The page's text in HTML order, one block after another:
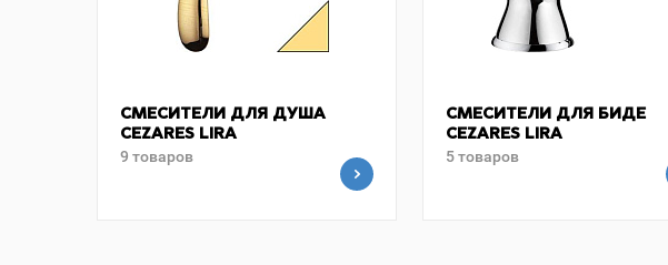
СМЕСИТЕЛИ ДЛЯ ДУША
CEZARES LIRA
9 товаров
СМЕСИТЕЛИ ДЛЯ БИДЕ
CEZARES LIRA
5 товаров